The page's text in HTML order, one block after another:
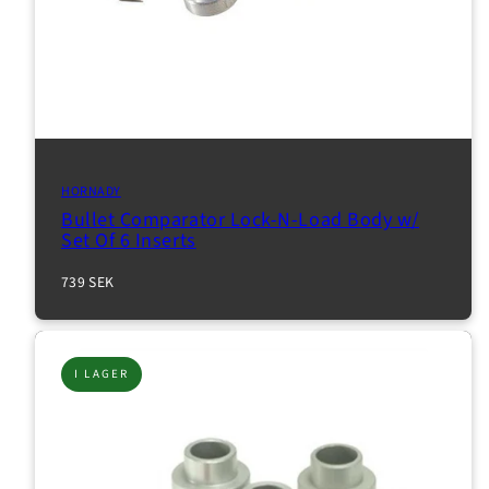
HORNADY
Bullet Comparator Lock-N-Load Body w/
Set Of 6 Inserts
Normalpris
739 SEK
I LAGER